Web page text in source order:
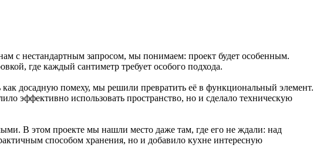
с нестандартным запросом, мы понимаем: проект будет особенным.
где каждый сантиметр требует особого подхода.
досадную помеху, мы решили превратить её в функциональный элемент.
эффективно использовать пространство, но и сделало техническую
В этом проекте мы нашли место даже там, где его не ждали: над
способом хранения, но и добавило кухне интересную